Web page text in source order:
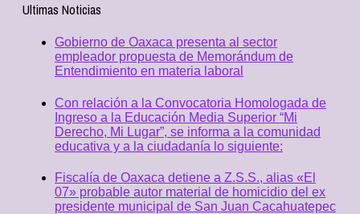
Ultimas Noticias
Gobierno de Oaxaca presenta al sector
empleador propuesta de Memorándum de
Entendimiento en materia laboral
Con relación a la Convocatoria Homologada de
Ingreso a la Educación Media Superior “Mi
Derecho, Mi Lugar”, se informa a la comunidad
educativa y a la ciudadanía lo siguiente:
Fiscalía de Oaxaca detiene a Z.S.S., alias «El
07» probable autor material de homicidio del ex
presidente municipal de San Juan Cacahuatepec